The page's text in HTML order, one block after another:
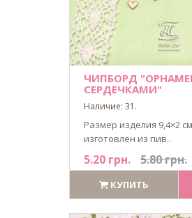
ЧИПБОРД
СЕРДЕЧКАМИ"
Наличие: 31.
Размер изделия 9,4×2
изготовлен из пив..
5.20 грн. 5.80 грн.
КУПИТЬ